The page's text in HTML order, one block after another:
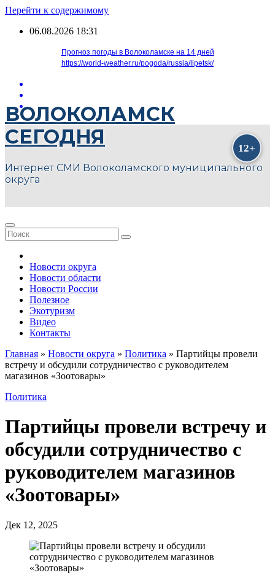
Перейти к содержимому
06.08.2026 18:31
Прогноз погоды в Волоколамске на 14 дней
https://world-weather.ru/pogoda/russia/lipetsk/
ВОЛОКОЛАМСК
СЕГОДНЯ
Интернет СМИ Волоколамского муниципального
округа
Новости округа
Новости области
Новости России
Полезное
Экотуризм
Видео
Контакты
Главная » Новости округа » Политика » Партийцы провели
встречу и обсудили сотрудничество с руководителем
магазинов «Зоотовары»
Политика
Партийцы провели встречу и
обсудили сотрудничество с
руководителем магазинов
«Зоотовары»
Дек 12, 2025